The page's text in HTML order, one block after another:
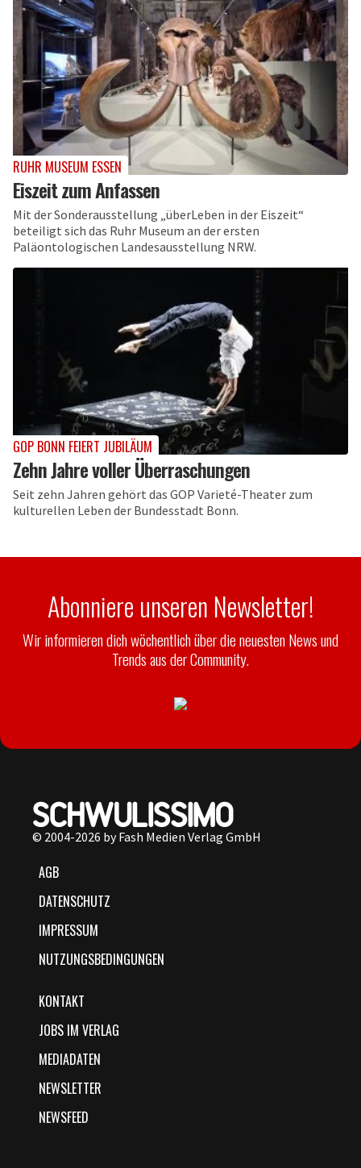
RUHR MUSEUM ESSEN
Eiszeit zum Anfassen
Mit der Sonderausstellung „überLeben in der Eiszeit“
beteiligt sich das Ruhr Museum an der ersten
Paläontologischen Landesausstellung NRW.
GOP BONN FEIERT JUBILÄUM
Zehn Jahre voller Überraschungen
Seit zehn Jahren gehört das GOP Varieté-Theater zum
kulturellen Leben der Bundesstadt Bonn.
Abonniere unseren Newsletter!
Wir informieren dich wöchentlich über die neuesten News und
Trends aus der Community.
© 2004-2026 by Fash Medien Verlag GmbH
AGB
DATENSCHUTZ
IMPRESSUM
NUTZUNGSBEDINGUNGEN
KONTAKT
JOBS IM VERLAG
MEDIADATEN
NEWSLETTER
NEWSFEED